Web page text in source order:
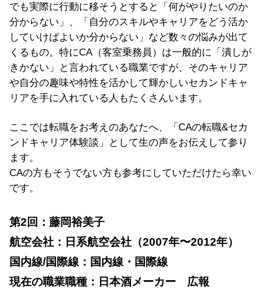
でも実際に行動に移そうとすると「何がやりたいのか
分からない」、「自分のスキルやキャリアをどう活か
していけばよいか分からない」など数々の悩みが出て
くるもの。特にCA（客室乗務員）は一般的に「潰しが
きかない」と言われている職業ですが、そのキャリア
や自分の趣味や特性を活かして輝かしいセカンドキャ
リアを手に入れている人もたくさんいます。
ここでは転職をお考えのあなたへ、「CAの転職&セカ
ンドキャリア体験談」として生の声をお伝えして参り
ます。
CAの方もそうでない方も参考にしていただけたら幸い
です。
第2回：藤岡裕美子
航空会社：日系航空会社（2007年〜2012年）
国内線/国際線：国内線・国際線
現在の職業職種：日本酒メーカー 広報